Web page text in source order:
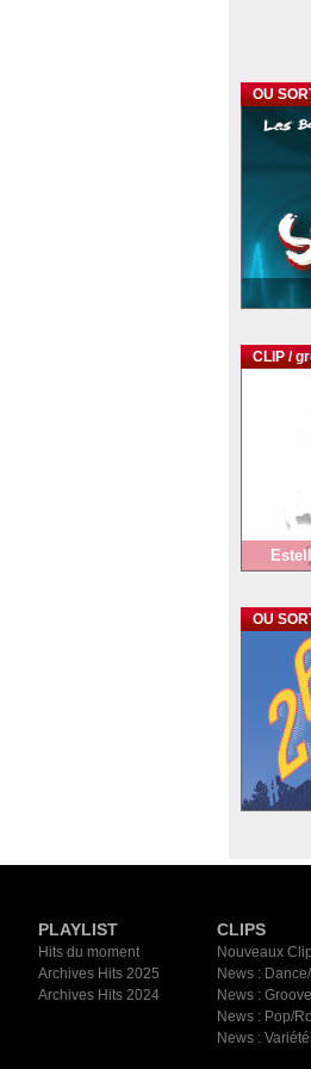
OU
CLIP /
OU
PLAYLIST
Hits du moment
Archives Hits 2025
Archives Hits 2024
CLIPS
Nouveaux
News :
News :
News : Pop/
News :